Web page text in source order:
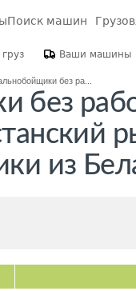
Поиск машин
Ваши машины
без ра...
без
из